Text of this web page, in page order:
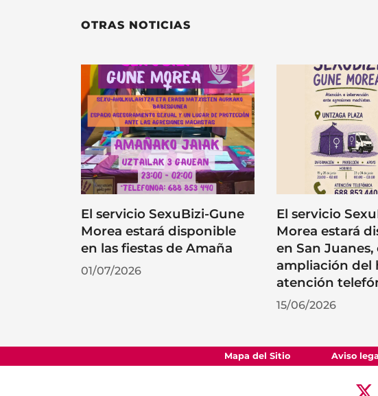
OTRAS NOTICIAS
El servicio SexuBizi-Gune
Morea estará disponible
en las fiestas de Amaña
01/07/2026
El servicio
Morea estará
en San Juanes,
ampliación del
atención
15/06/2026
Mapa del Sitio Aviso